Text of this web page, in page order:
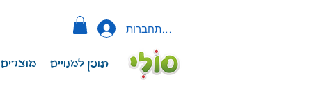
להתחברות
תוכן למנויים מוצרים